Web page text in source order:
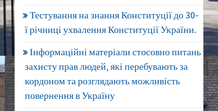
Тестування на знання Конституції до 30-
ї річниці ухвалення Конституції України.
Інформаційні матеріали стосовно питань
захисту прав людей, які перебувають за
кордоном та розглядають можливість
повернення в Україну